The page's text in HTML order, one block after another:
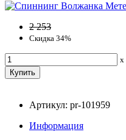
2 253
Скидка 34%
x
Артикул: pr-101959
Информация